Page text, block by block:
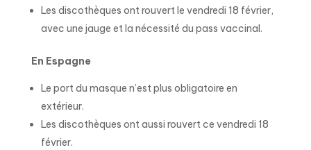
Les discothèques ont rouvert le vendredi 18 février,
avec une jauge et la nécessité du pass vaccinal.
En Espagne
Le port du masque n’est plus obligatoire en
extérieur.
Les discothèques ont aussi rouvert ce vendredi 18
février.